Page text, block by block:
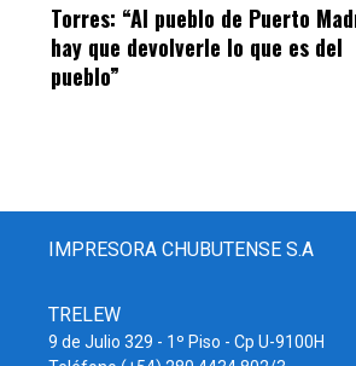
Torres: “Al pueblo de Puerto
hay que devolverle lo que es del
pueblo”
IMPRESORA CHUBUTENSE S.A
TRELEW
9 de Julio 329 - 1º Piso - Cp U-9100H